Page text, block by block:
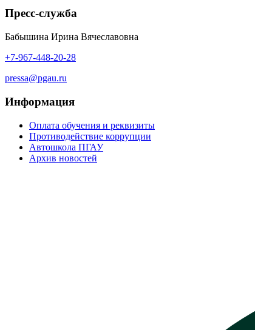
Пресс-служба
Бабышина Ирина Вячеславовна
+7-967-448-20-28
pressa@pgau.ru
Информация
Оплата обучения и реквизиты
Противодействие коррупции
Автошкола ПГАУ
Архив новостей